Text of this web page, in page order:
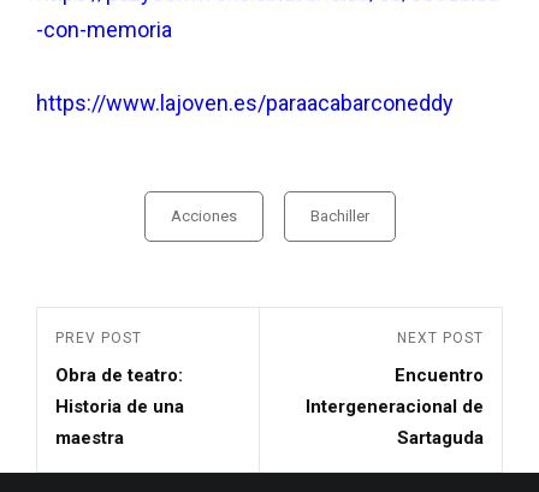
-con-memoria
https://www.lajoven.es/paraacabarconeddy
Acciones Bachiller
PREV POST
Obra de teatro:
Historia de una
maestra
NEXT POST
Encuentro
Intergeneracional de
Sartaguda